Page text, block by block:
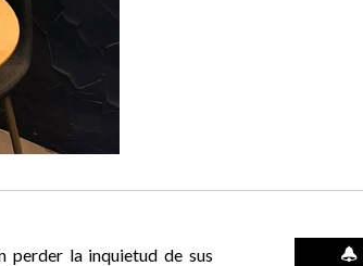
perder la inquietud de sus